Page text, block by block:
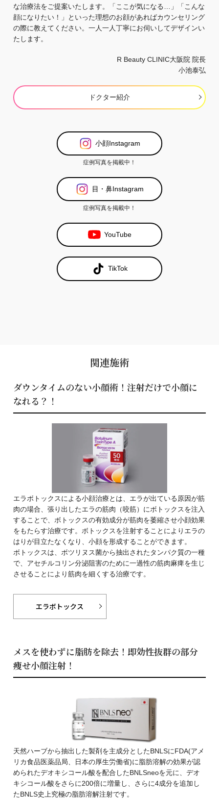
な治療法をご提案いたします。「ここが気になる…」「こんな
顔になりたい！」といった理想のお顔があればカウンセリング
の際に教えてください。一人一人丁寧にお伺いしてデザインい
たします。
R Beauty CLINIC大阪院 院長
小池泰弘
ドクター紹介
小顔Instagram
症例写真を掲載中！
目・鼻Instagram
症例写真を掲載中！
YouTube
TikTok
関連施術
ダウンタイムのない小顔術！注射だけで小顔に
なれる？！
エラボトックスによる小顔治療とは、エラが出ている原因が筋
肉の場合、張り出したエラの筋肉（咬筋）にボトックスを注入
することで、ボトックスの有効成分が筋肉を萎縮させ小顔効果
をもたらす治療です。ボトックスを注射することによりエラの
はりが目立たなくなり、小顔を形成することができます。
ボトックスは、ボツリヌス菌から抽出されたタンパク質の一種
で、アセチルコリン分泌阻害のために一過性の筋肉麻痺を生じ
させることにより筋肉を細くする治療です。
エラボトックス
メスを使わずに脂肪を除去！即効性抜群の部分
痩せ小顔注射！
天然ハーブから抽出した製剤を主成分としたBNLSにFDA(アメ
リカ⾷品医薬品局、⽇本の厚生労働省)に脂肪溶解の効果が認
められたデオキシコール酸を配合したBNLSneoを元に、デオ
キシコール酸をさらに200倍に増量し、さらに4成分を追加し
たBNLS史上究極の脂肪溶解注射です。